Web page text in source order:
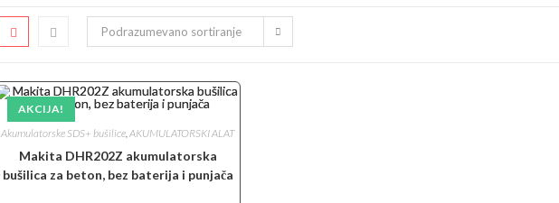
Podrazumevano sortiranje
AKCIJA!
Akumulatorske SDS+ bušilice,AKUMULATORSKI ALAT
Makita DHR202Z akumulatorska
bušilica za beton, bez baterija i punjača